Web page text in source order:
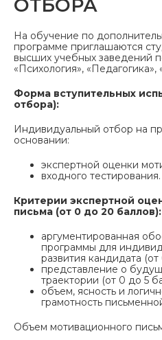
ОТБОРА
На обучение по
программе приглашаются
высших учебных заведений
«Психология», «Педагогика»,
Форма вступительных
отбора):
Индивидуальный отбор на
основании:
экспертной оценки
входного тестирования.
Критерии экспертной
письма (от 0 до 20 баллов):
аргументированная
программы для
развития кандидата
представление о
траектории (от 0 до 5
объем, ясность и
грамотность
Объем мотивационного